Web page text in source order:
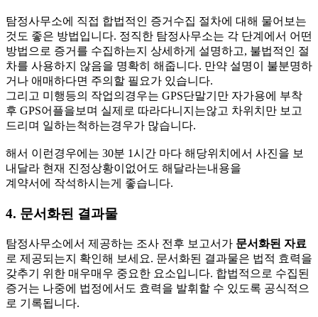
탐정사무소에 직접 합법적인 증거수집 절차에 대해 물어보는
것도 좋은 방법입니다. 정직한 탐정사무소는 각 단계에서 어떤
방법으로 증거를 수집하는지 상세하게 설명하고, 불법적인 절
차를 사용하지 않음을 명확히 해줍니다. 만약 설명이 불분명하
거나 애매하다면 주의할 필요가 있습니다.
그리고 미행등의 작업의경우는 GPS단말기만 자가용에 부착
후 GPS어플을보며 실제로 따라다니지는않고 차위치만 보고
드리며 일하는척하는경우가 많습니다.
해서 이런경우에는 30분 1시간 마다 해당위치에서 사진을 보
내달라 현재 진정상황이없어도 해달라는내용을
계약서에 작석하시는게 좋습니다.
4. 문서화된 결과물
탐정사무소에서 제공하는 조사 전후 보고서가 문서화된 자료
로 제공되는지 확인해 보세요. 문서화된 결과물은 법적 효력을
갖추기 위한 매우매우 중요한 요소입니다. 합법적으로 수집된
증거는 나중에 법정에서도 효력을 발휘할 수 있도록 공식적으
로 기록됩니다.